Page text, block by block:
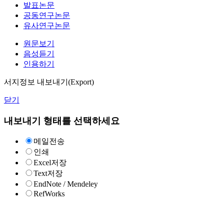
발표논문
공동연구논문
유사연구논문
원문보기
음성듣기
인용하기
서지정보 내보내기(Export)
닫기
내보내기 형태를 선택하세요
메일전송
인쇄
Excel저장
Text저장
EndNote / Mendeley
RefWorks